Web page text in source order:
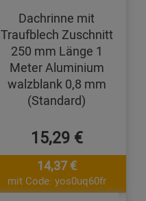
Dachrinne mit
Traufblech Zuschnitt
250 mm Länge 1
Meter Aluminium
walzblank 0,8 mm
(Standard)
15,29 €
14,37 €
mit Code: yos0uq60fr